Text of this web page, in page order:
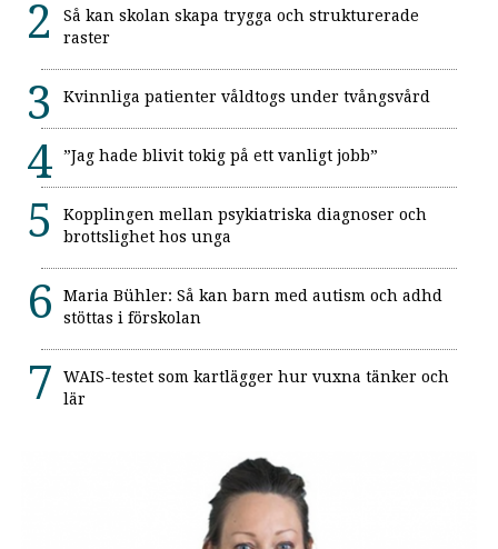
Så kan skolan skapa trygga och strukturerade
raster
Kvinnliga patienter våldtogs under tvångsvård
”Jag hade blivit tokig på ett vanligt jobb”
Kopplingen mellan psykiatriska diagnoser och
brottslighet hos unga
Maria Bühler: Så kan barn med autism och adhd
stöttas i förskolan
WAIS-testet som kartlägger hur vuxna tänker och
lär